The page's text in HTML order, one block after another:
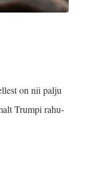
on nii palju
Trumpi rahu­